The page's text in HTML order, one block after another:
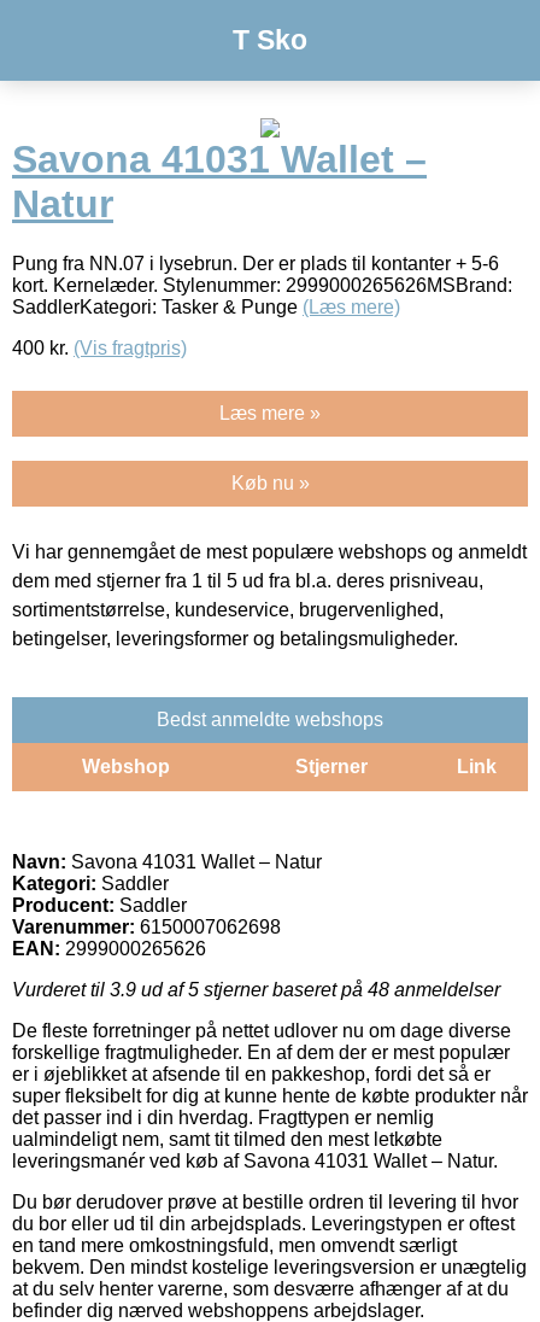
T Sko
Savona 41031 Wallet –
Natur
Pung fra NN.07 i lysebrun. Der er plads til kontanter + 5-6
kort. Kernelæder. Stylenummer: 2999000265626MSBrand:
SaddlerKategori: Tasker & Punge (Læs mere)
400 kr. (Vis fragtpris)
Læs mere »
Køb nu »
Vi har gennemgået de mest populære webshops og anmeldt
dem med stjerner fra 1 til 5 ud fra bl.a. deres prisniveau,
sortimentstørrelse, kundeservice, brugervenlighed,
betingelser, leveringsformer og betalingsmuligheder.
Bedst anmeldte webshops
Webshop Stjerner Link
Navn: Savona 41031 Wallet – Natur
Kategori: Saddler
Producent: Saddler
Varenummer: 6150007062698
EAN: 2999000265626
Vurderet til 3.9 ud af 5 stjerner baseret på 48 anmeldelser
De fleste forretninger på nettet udlover nu om dage diverse
forskellige fragtmuligheder. En af dem der er mest populær
er i øjeblikket at afsende til en pakkeshop, fordi det så er
super fleksibelt for dig at kunne hente de købte produkter når
det passer ind i din hverdag. Fragttypen er nemlig
ualmindeligt nem, samt tit tilmed den mest letkøbte
leveringsmanér ved køb af Savona 41031 Wallet – Natur.
Du bør derudover prøve at bestille ordren til levering til hvor
du bor eller ud til din arbejdsplads. Leveringstypen er oftest
en tand mere omkostningsfuld, men omvendt særligt
bekvem. Den mindst kostelige leveringsversion er unægtelig
at du selv henter varerne, som desværre afhænger af at du
befinder dig nærved webshoppens arbejdslager.